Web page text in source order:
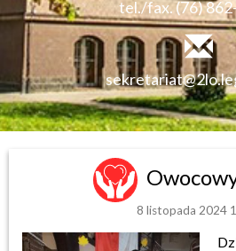
tel./fax. (76)
8 listopada 2024